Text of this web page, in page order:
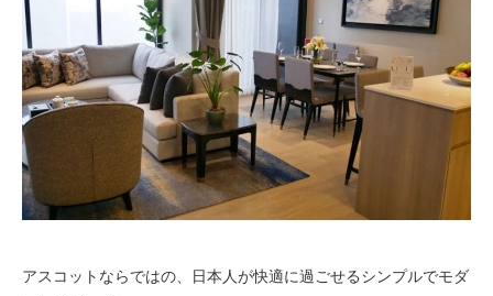
アスコットならではの、日本人が快適に過ごせるシンプルでモダ